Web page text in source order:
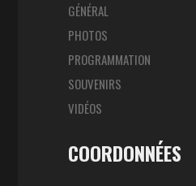
GÉNÉRAL
PHOTOS
PROGRAMMATION
SOUVENIRS
VIDÉOS
COORDONNÉES